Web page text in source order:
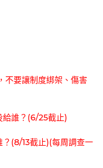
不要讓制度綁架、傷害
給誰？(6/25截止)
(8/13截止)(每周調查一